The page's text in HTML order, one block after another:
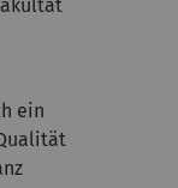
ein